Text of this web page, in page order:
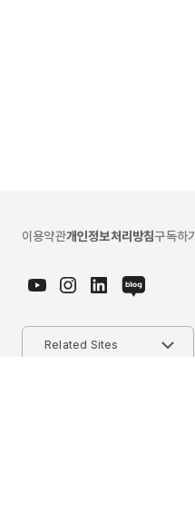
이용약관개인정보처리방침구독하기
Related Sites
마이다스그룹